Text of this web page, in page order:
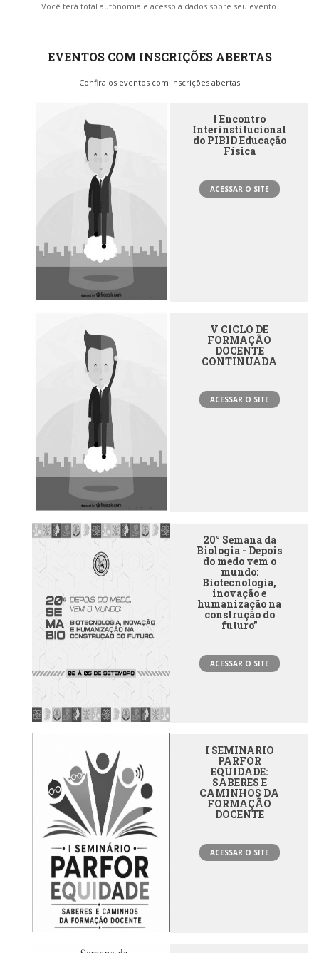
Você terá total autônomia e acesso a dados sobre seu evento.
EVENTOS COM INSCRIÇÕES ABERTAS
Confira os eventos com inscrições abertas
I Encontro
Interinstitucional
do PIBID Educação
Física
ACESSAR O SITE
V CICLO DE
FORMAÇÃO
DOCENTE
CONTINUADA
ACESSAR O SITE
20° Semana da
Biologia - Depois
do medo vem o
mundo:
Biotecnologia,
inovação e
humanização na
construção do
futuro”
ACESSAR O SITE
I SEMINARIO
PARFOR
EQUIDADE:
SABERES E
CAMINHOS DA
FORMAÇÃO
DOCENTE
ACESSAR O SITE